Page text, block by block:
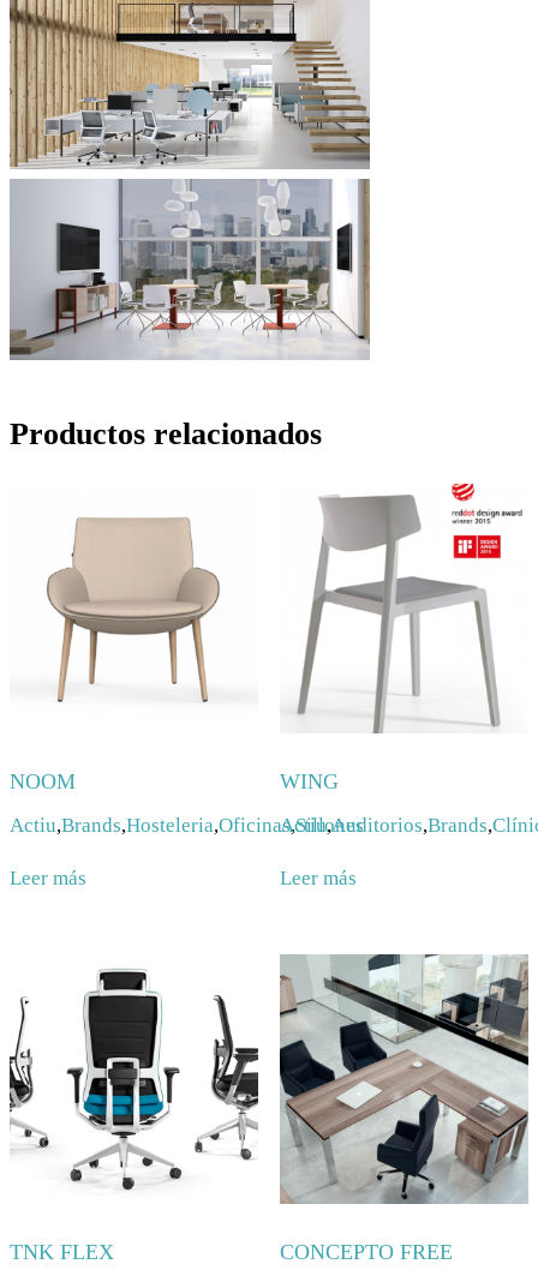
Productos relacionados
NOOM
Actiu,Brands,Hosteleria,Oficinas,Sillones
Leer más
WING
Actiu,Auditorios,Brands,
Leer más
TNK FLEX CONCEPTO FREE